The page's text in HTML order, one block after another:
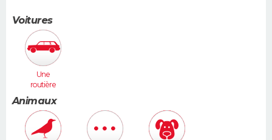
Voitures
Une
routière
607...)
Animaux